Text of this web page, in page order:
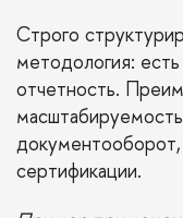
Строго
методология:
отчетность.
сертификации.